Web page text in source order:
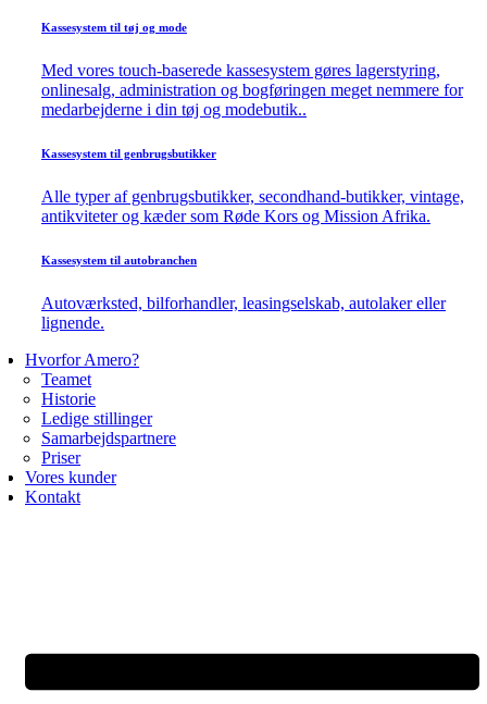
Kassesystem til tøj og mode
Med vores touch-baserede kassesystem gøres lagerstyring,
onlinesalg, administration og bogføringen meget nemmere for
medarbejderne i din tøj og modebutik..
Kassesystem til genbrugsbutikker
Alle typer af genbrugsbutikker, secondhand-butikker, vintage,
antikviteter og kæder som Røde Kors og Mission Afrika.
Kassesystem til autobranchen
Autoværksted, bilforhandler, leasingselskab, autolaker eller
lignende.
Hvorfor Amero?
Teamet
Historie
Ledige stillinger
Samarbejdspartnere
Priser
Vores kunder
Kontakt